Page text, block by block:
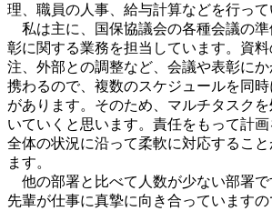
理、職員の人事、給与計算などを行って
私は主に、国保協議会の各種会議の準
彰に関する業務を担当しています。資
注、外部との調整など、会議や表彰に
携わるので、複数のスケジュールを同
があります。そのため、マルチタスク
いていくと思います。責任をもって計
全体の状況に沿って柔軟に対応するこ
ます。
他の部署と比べて人数が少ない部署
先輩が仕事に真摯に向き合っています